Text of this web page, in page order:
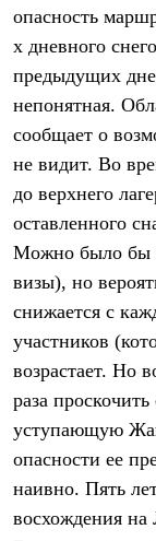
Куртки
Флисовая одежда
Куртки
Брюки
Комбинезоны
Термобелье
Комплект
Снаряжение
Палатки и тенты
Палатки
Аксессуары для
Рюкзаки
Легкоходные
Альпинистские
Аксессуары для
Спальные мешки
Пуховые
Комбинированные
С синтетическим
Аксессуары для
Баулы
опасность
х дневного
предыдущих
непонятная.
сообщает о
не видит. Во
до верхнего
оставленного
Можно было бы
визы), но
снижается с
участников
возрастает. Но
раза
уступающую
опасности ее
наивно. Пять
восхождения на